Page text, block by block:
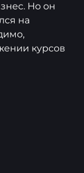
Но он
на
курсов